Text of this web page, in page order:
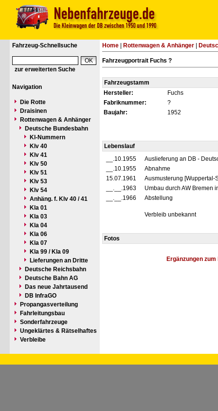
Fahrzeug-Schnellsuche
zur erweiterten Suche
Navigation
Die Rotte
Draisinen
Rottenwagen & Anhänger
Deutsche Bundesbahn
Kl-Nummern
Klv 40
Klv 41
Klv 50
Klv 51
Klv 53
Klv 54
Anhäng. f. Klv 40 / 41
Kla 01
Kla 03
Kla 04
Kla 06
Kla 07
Kla 99 / Kla 09
Lieferungen an Dritte
Deutsche Reichsbahn
Deutsche Bahn AG
Das neue Jahrtausend
DB InfraGO
Propangasverteilung
Fahrleitungsbau
Sonderfahrzeuge
Ungeklärtes & Rätselhaftes
Verbleibe
Home Rottenwagen & Anhänger
Fahrzeugportrait Fuchs ?
Fahrzeugstamm
Hersteller:
Fuchs
Fabriknummer:
?
Baujahr:
1952
Lebenslauf
__.10.1955
Auslieferung an DB -
__.10.1955
Abnahme
15.07.1961
Ausmusterung [Wuppertal-
__.__.1963
Umbau durch AW Bremen
__.__.1966
Abstellung
Verbleib unbekannt
Fotos
Ergänzungen